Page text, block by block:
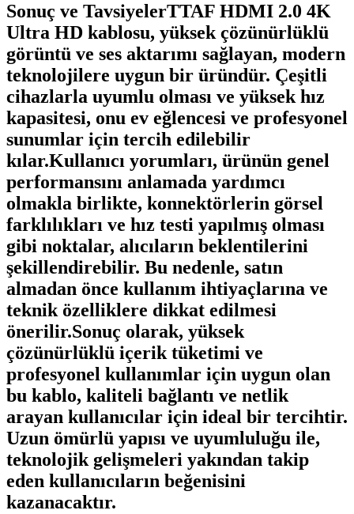
Sonuç ve TavsiyelerTTAF HDMI 2.0 4K
Ultra HD kablosu, yüksek çözünürlüklü
görüntü ve ses aktarımı sağlayan, modern
teknolojilere uygun bir üründür. Çeşitli
cihazlarla uyumlu olması ve yüksek hız
kapasitesi, onu ev eğlencesi ve profesyonel
sunumlar için tercih edilebilir
kılar.Kullanıcı yorumları, ürünün genel
performansını anlamada yardımcı
olmakla birlikte, konnektörlerin görsel
farklılıkları ve hız testi yapılmış olması
gibi noktalar, alıcıların beklentilerini
şekillendirebilir. Bu nedenle, satın
almadan önce kullanım ihtiyaçlarına ve
teknik özelliklere dikkat edilmesi
önerilir.Sonuç olarak, yüksek
çözünürlüklü içerik tüketimi ve
profesyonel kullanımlar için uygun olan
bu kablo, kaliteli bağlantı ve netlik
arayan kullanıcılar için ideal bir tercihtir.
Uzun ömürlü yapısı ve uyumluluğu ile,
teknolojik gelişmeleri yakından takip
eden kullanıcıların beğenisini
kazanacaktır.